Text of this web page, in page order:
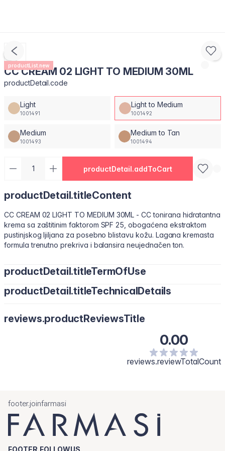
productList.new
CC CREAM 02 LIGHT TO MEDIUM 30ML
productDetail.code
Light
1001491
Light to Medium
1001492
Medium
1001493
Medium to Tan
1001494
productDetail.addToCart
productDetail.titleContent
CC CREAM 02 LIGHT TO MEDIUM 30ML - CC tonirana hidratantna
krema sa zaštitinim faktorom SPF 25, obogaćena ekstraktom
pustinjskog ljiljana za posebno blistavu kožu. Lagana kremasta
formula trenutno prekriva i balansira neujednačen ton.
productDetail.titleTermOfUse
CC kremu nanesite na čistu i hidratiziranu kožu lica u maloj
tanak sloj, dok za jače prekrivanje možete nanijeti dodatni sloj
CC krema pomaže u korekciji nepravilnosti poput crvenila i
productDetail.titleTechnicalDetails
reviews.productReviewsTitle
0.00
reviews.reviewTotalCount
footer.joinfarmasi
FOOTER.FOLLOWUS